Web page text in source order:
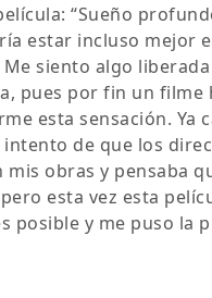
“Sueño
estar incluso mejor
siento algo
pues por fin un filme
esta sensación. Ya
de que los
obras y pensaba
esta vez esta
posible y me puso la